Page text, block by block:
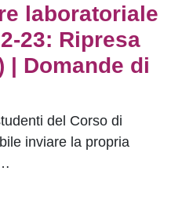
laboratoriale
23: Ripresa
| Domande di
del Corso di
inviare la propria